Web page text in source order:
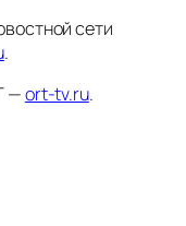
сети
.
—ort-tv.ru.